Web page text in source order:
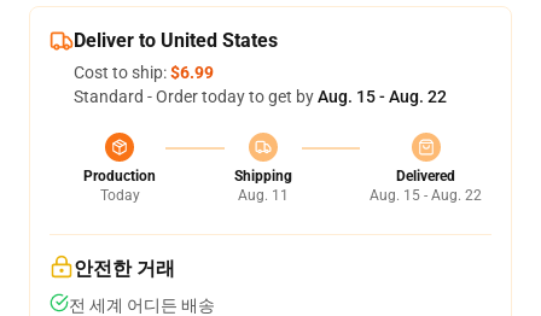
Deliver to United States
Cost to ship:$6.99
Standard - Order today to get byAug. 15 - Aug. 22
Production
Today
Shipping
Aug. 11
Delivered
Aug. 15 - Aug. 22
안전한 거래
전 세계 어디든 배송